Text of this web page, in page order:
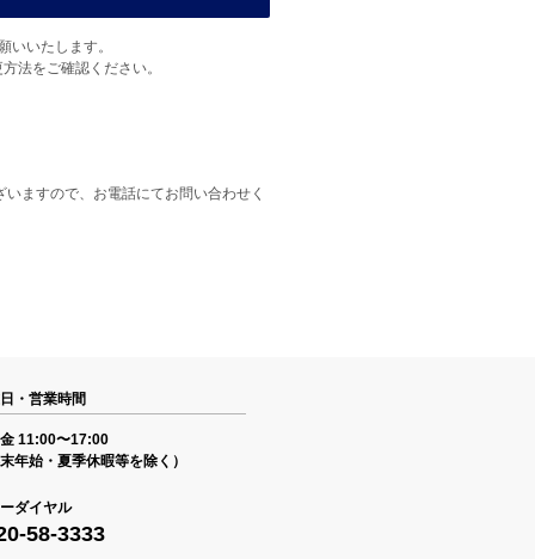
いたします。
法をご確認ください。
ますので、お電話にてお問い合わせく
・営業時間
11:00〜17:00
末年始・夏季休暇等を除く）
ダイヤル
58-3333